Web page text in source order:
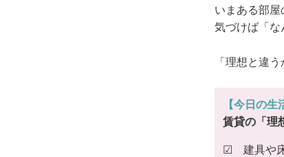
いまある部屋
気づけば「な
「理想と違
【今日の生
賃貸の「理
☑ 建具や床